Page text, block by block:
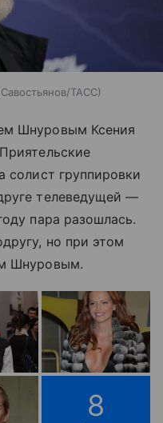
ТАСС
Шнуровым Ксения
солист группировки
телеведущей —
пара разошлась.
но при этом
Шнуровым.
8